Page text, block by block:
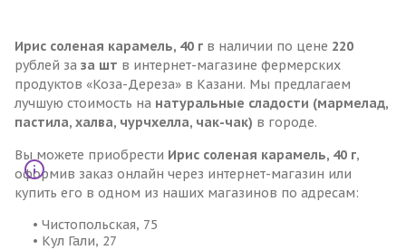
Ирис соленая карамель, 40 г в наличии по цене 220
рублей за за шт в интернет-магазине фермерских
продуктов «Коза-Дереза» в Казани. Мы предлагаем
лучшую стоимость на натуральные сладости (мармелад,
пастила, халва, чурчхелла, чак-чак) в городе.
Вы можете приобрести Ирис соленая карамель, 40 г,
оформив заказ онлайн через интернет-магазин или
купить его в одном из наших магазинов по адресам:
• Чистопольская, 75
• Кул Гали, 27